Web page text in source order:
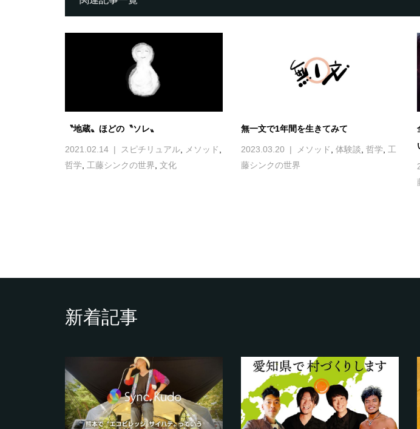
〝地蔵〟ほどの〝ソレ〟
2021.02.14 スピチリュアル メソッド
哲学
工藤シンクの世界 文化
無一文で1年間を生きてみて
2023.03.20 メソッド 体験談 哲学
工
藤シンクの世界
新着記事